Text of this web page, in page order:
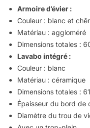
Armoire d’évier :
Couleur : blanc et
Matériau : aggloméré
Dimensions totales :
Lavabo intégré :
Couleur : blanc
Matériau : céramique
Dimensions totales :
Épaisseur du bord de
Diamètre du trou de